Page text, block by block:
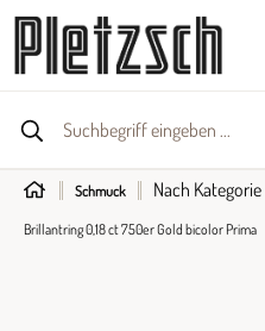
Schmuck Nach Kategorie
Brillantring 0,18 ct 750er Gold bicolor Prima